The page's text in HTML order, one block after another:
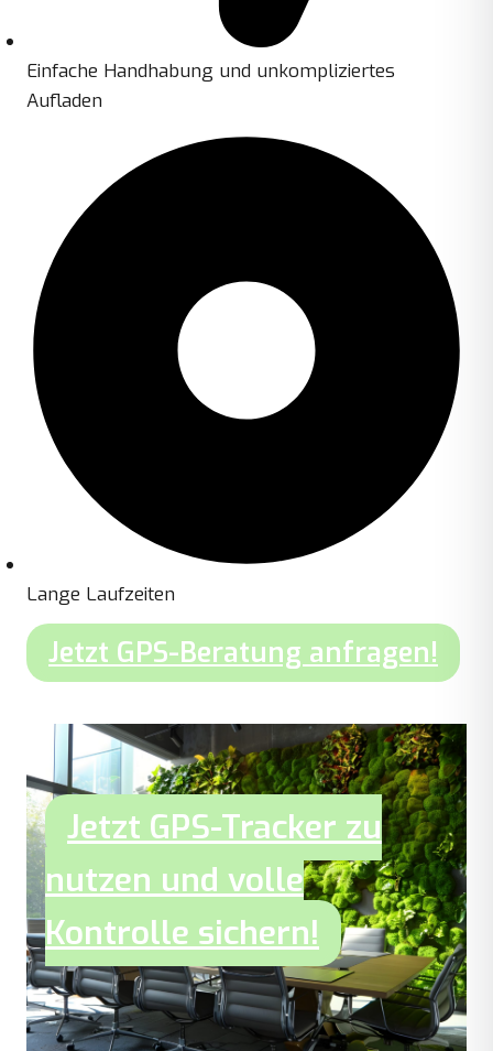
Einfache Handhabung und unkompliziertes
Aufladen
Lange Laufzeiten
Jetzt GPS-Beratung anfragen!
Jetzt GPS-Tracker zu
nutzen und volle
Kontrolle sichern!